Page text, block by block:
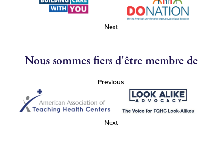
Next
Nous sommes fiers d'être membre de
Previous
Next